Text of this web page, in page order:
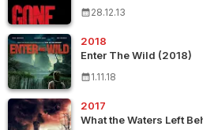
28.12.13
2018
Enter The Wild (2018)
1.11.18
2017
What the Waters Left